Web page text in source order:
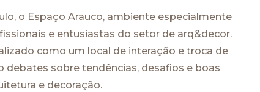
o Espaço Arauco, ambiente especialmente
e entusiastas do setor de arq&decor.
como um local de interação e troca de
sobre tendências, desafios e boas
e decoração.